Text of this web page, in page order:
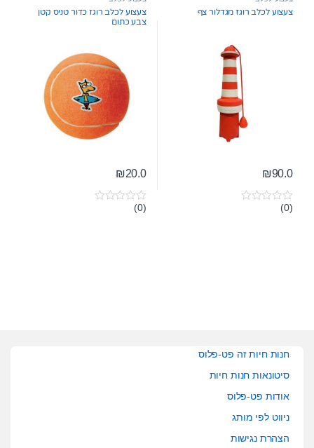
f
f
5
צעצוע לכלב רוגז מגדלור צף
₪90.0
0(0)
צעצוע לכלב רוגז כדור טניס קטן
צבע כתום
₪20.0
0(0)
חנות חיות זה פט-פלוס
סיטונאות חנות חיות
אודות פט-פלוס
ניווט לפי מותג
הצהרת נגישות